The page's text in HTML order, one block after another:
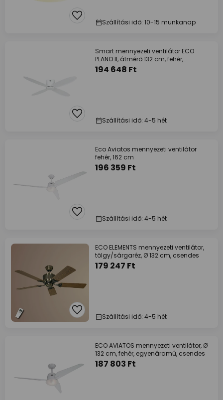
Szállítási idő: 10-15 munkanap
Smart mennyezeti ventilátor ECO
PLANO II, átmérő 132 cm, fehér,
egyenáramú
194 648 Ft
Szállítási idő: 4-5 hét
Eco Aviatos mennyezeti ventilátor
fehér, 162 cm
196 359 Ft
Szállítási idő: 4-5 hét
ECO ELEMENTS mennyezeti ventilátor,
tölgy/sárgaréz, Ø 132 cm, csendes
179 247 Ft
Szállítási idő: 4-5 hét
ECO AVIATOS mennyezeti ventilátor, Ø
132 cm, fehér, egyenáramú, csendes
187 803 Ft